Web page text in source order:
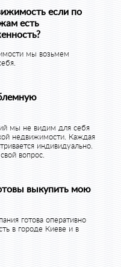
если по
есть
мы возьмем
мы не видим для себя
недвижимости. Каждая
индивидуально.
вопрос.
выкупить мою
готова оперативно
в городе Киеве и в